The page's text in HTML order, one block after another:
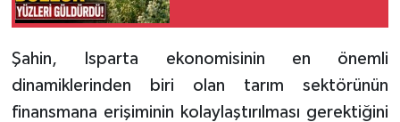
Şahin, Isparta ekonomisinin en önemli
dinamiklerinden biri olan tarım sektörünün
finansmana erişiminin kolaylaştırılması gerektiğini
Yerel